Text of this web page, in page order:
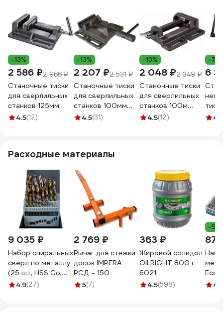
-13%
2 586 ₽2 966 ₽
Станочные тиски
для сверлильных
станков 125мм
GRIFF Q19A
4.5(12)
-13%
2 207 ₽2 531 ₽
Станочные тиски
для сверлильных
станков 100мм
GRIFF Q19
4.5(31)
-13%
2 048 ₽2 349 ₽
Станочные тиски
для сверлильных
станков 100м
GRIFF Q19A
4.5(12)
-7%
6
4.7
Расходные материалы
9 035 ₽
Набор спиральных
сверл по металлу
(25 шт, HSS Co,
1.0-13.0 мм) в
4.9(27)
2 769 ₽
Рычаг для стяжки
досок IMPERA
РСД - 150
5(7)
363 ₽
Жировой солидол
OILRIGHT 800 г
6021
4.5(598)
-5%
104.7